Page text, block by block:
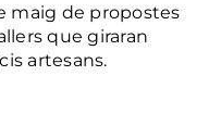
maig de propostes
que giraran
artesans.